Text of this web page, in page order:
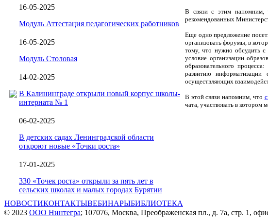
16-05-2025
Модуль Аттестация педагогических работников
16-05-2025
Модуль Столовая
14-02-2025
В Калининграде открыли новый корпус школы-
интерната № 1
06-02-2025
В детских садах Ленинградской области
откроют новые «Точки роста»
17-01-2025
330 «Точек роста» открыли за пять лет в
сельских школах и малых городах Бурятии
В связи с этим напомним,
рекомендованных
Еще одно предложение
организовать форумы, в
тому, что нужно обсудить с
условие организации
образовательного
развитию
осуществляющих
В этой связи напомним, что
чата, участвовать в котором
НОВОСТИКОНТАКТЫВЕБИНАРЫБИБЛИОТЕКА
© 2023 ООО Нинтегра; 107076, Москва, Преображенская пл., д. 7а, стр. 1,